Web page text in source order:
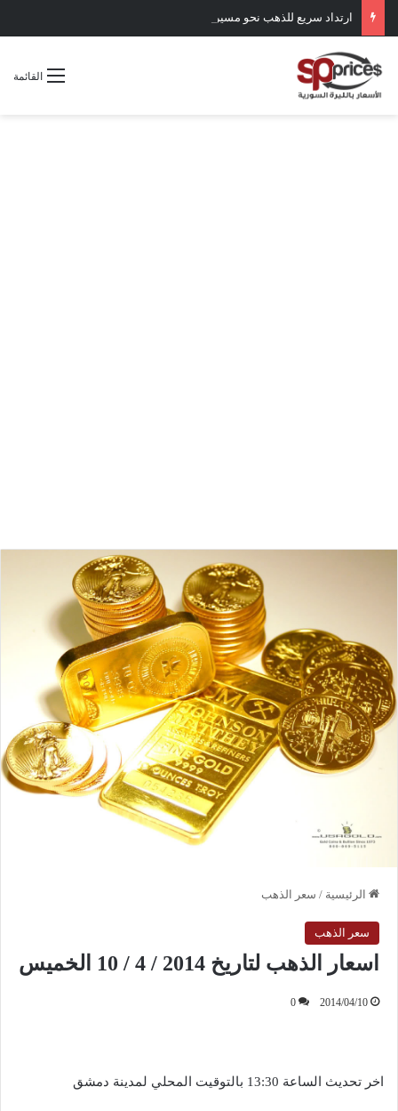
ارتداد سريع للذهب نحو مسيرة الصعود
القائمة
الرئيسية / سعر الذهب
سعر الذهب
اسعار الذهب لتاريخ 2014 / 4 / 10 الخميس
2014/04/10
0
اخر تحديث الساعة 13:30 بالتوقيت المحلي لمدينة دمشق